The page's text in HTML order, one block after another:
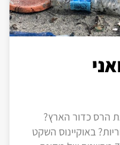
הרס כדור הארץ?
באוקיינוס השקט